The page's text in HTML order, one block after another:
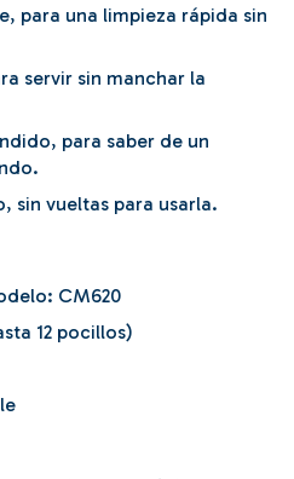
para una limpieza rápida sin
servir sin manchar la
para saber de un
sin vueltas para usarla.
CM620
12 pocillos)